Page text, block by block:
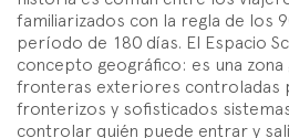
familiarizados con la regla de los
período de 180 días. El Espacio
concepto geográfico: es una zona
fronteras exteriores controladas
fronterizos y sofisticados
controlar quién puede entrar y